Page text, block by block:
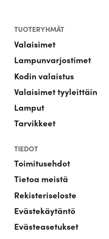
TUOTERYHMÄT
Valaisimet
Lampunvarjostimet
Kodin valaistus
Valaisimet tyyleittäin
Lamput
Tarvikkeet
TIEDOT
Toimitusehdot
Tietoa meistä
Rekisteriseloste
Evästekäytäntö
Evästeasetukset